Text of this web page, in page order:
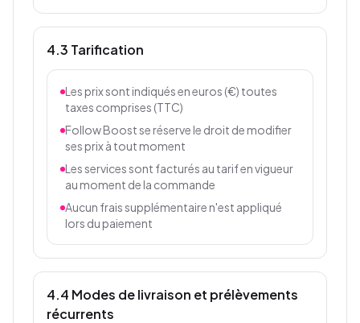
4.3 Tarification
Les prix sont indiqués en euros (€) toutes
taxes comprises (TTC)
Follow Boost se réserve le droit de modifier
ses prix à tout moment
Les services sont facturés au tarif en vigueur
au moment de la commande
Aucun frais supplémentaire n'est appliqué
lors du paiement
4.4 Modes de livraison et prélèvements
récurrents